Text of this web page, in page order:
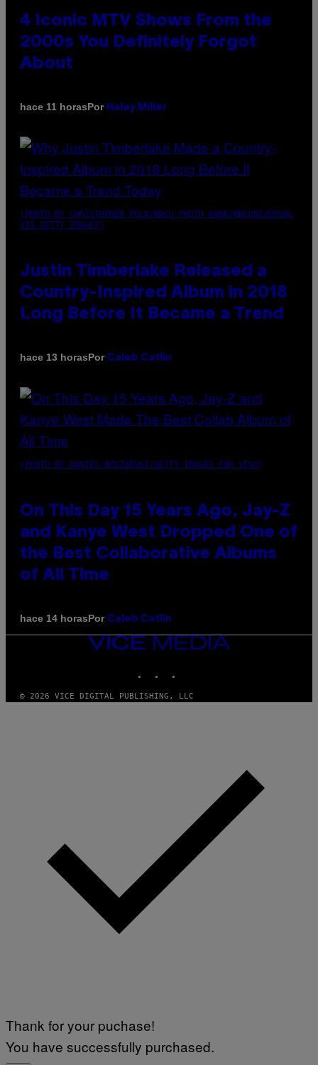
4 Iconic MTV Shows From the
2000s You Definitely Forgot
About
hace 11 horasPor Haley Miller
(PHOTO BY CHRISTOPHER POLK/NBCU PHOTO BANK/NBCUNIVERSAL
VIA GETTY IMAGES)
Justin Timberlake Released a
Country-Inspired Album in 2018
Long Before It Became a Trend
hace 13 horasPor Caleb Catlin
(PHOTO BY DANIEL BOCZARSKI/GETTY IMAGES FOR VEVO)
On This Day 15 Years Ago, Jay-Z
and Kanye West Dropped One of
the Best Collaborative Albums
of All Time
hace 14 horasPor Caleb Catlin
VICE
MEDIA
© 2026 VICE DIGITAL PUBLISHING, LLC
Thank for your puchase!
You have successfully purchased.